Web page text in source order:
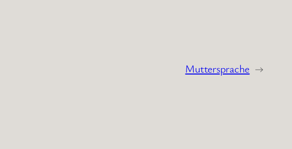
Muttersprache →